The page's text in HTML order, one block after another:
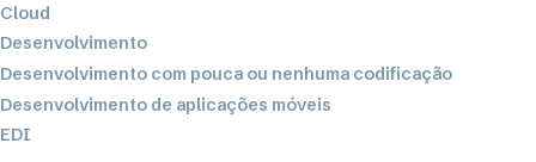
Cloud
Desenvolvimento
Desenvolvimento com pouca ou nenhuma codificação
Desenvolvimento de aplicações móveis
EDI